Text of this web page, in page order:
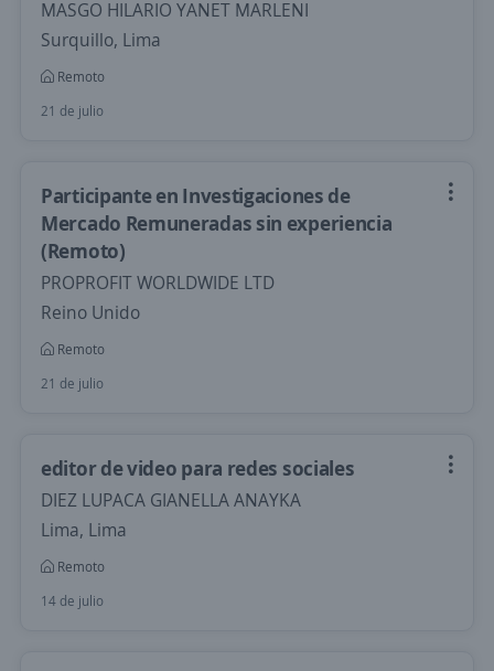
MASGO HILARIO YANET MARLENI
Surquillo, Lima
Remoto
21 de julio
Participante en Investigaciones de
Mercado Remuneradas sin experiencia
(Remoto)
PROPROFIT WORLDWIDE LTD
Reino Unido
Remoto
21 de julio
editor de video para redes sociales
DIEZ LUPACA GIANELLA ANAYKA
Lima, Lima
Remoto
14 de julio